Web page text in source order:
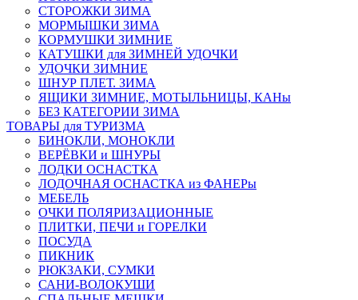
СТОРОЖКИ ЗИМА
МОРМЫШКИ ЗИМА
КОРМУШКИ ЗИМНИЕ
КАТУШКИ для ЗИМНЕЙ УДОЧКИ
УДОЧКИ ЗИМНИЕ
ШНУР ПЛЕТ. ЗИМА
ЯЩИКИ ЗИМНИЕ, МОТЫЛЬНИЦЫ, КАНы
БЕЗ КАТЕГОРИИ ЗИМА
ТОВАРЫ для ТУРИЗМА
БИНОКЛИ, МОНОКЛИ
ВЕРЁВКИ и ШНУРЫ
ЛОДКИ ОСНАСТКА
ЛОДОЧНАЯ ОСНАСТКА из ФАНЕРы
МЕБЕЛЬ
ОЧКИ ПОЛЯРИЗАЦИОННЫЕ
ПЛИТКИ, ПЕЧИ и ГОРЕЛКИ
ПОСУДА
ПИКНИК
РЮКЗАКИ, СУМКИ
САНИ-ВОЛОКУШИ